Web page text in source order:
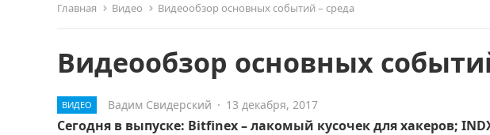
Главная Видео Видеообзор основных событий – среда
Видеообзор основных
ВИДЕО Вадим Свидерский · 13 декабря, 2017
Сегодня в выпуске: Bitfinex – лакомый кусочек для хакеров;